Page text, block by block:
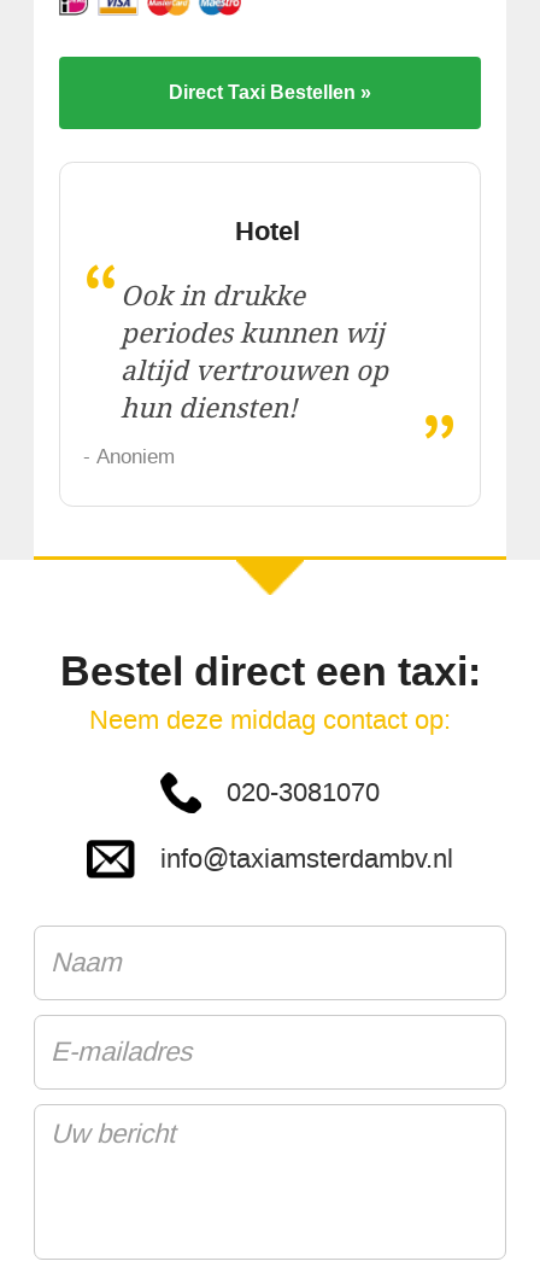
Direct Taxi Bestellen »
Hotel
“ Ook in drukke
periodes kunnen wij
altijd vertrouwen op
hun diensten!
„
- Anoniem
Bestel direct een taxi:
Neem deze middag contact op:
020-3081070
info@taxiamsterdambv.nl